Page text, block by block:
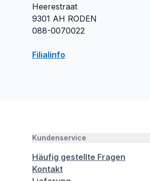
Heerestraat
9301 AH RODEN
088-0070022
Filialinfo
Kundenservice
Häufig gestellte Fragen
Kontakt